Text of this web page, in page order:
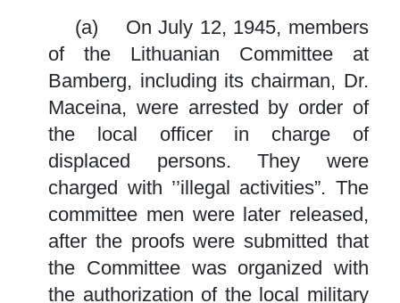
(a) On July 12, 1945, members
of the Lithuanian Committee at
Bamberg, including its chairman, Dr.
Maceina, were arrested by order of
the local officer in charge of
displaced persons. They were
charged with ’’illegal activities”. The
committee men were later released,
after the proofs were submitted that
the Committee was organized with
the authorization of the local military